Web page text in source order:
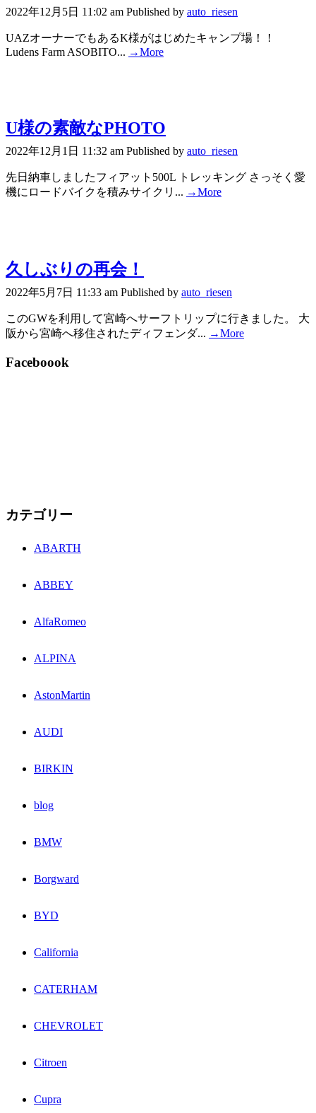
2022年12月5日 11:02 am Published by auto_riesen
UAZオーナーでもあるK様がはじめたキャンプ場！！
Ludens Farm ASOBITO... →More
U様の素敵なPHOTO
2022年12月1日 11:32 am Published by auto_riesen
先日納車しましたフィアット500L トレッキング さっそく愛
機にロードバイクを積みサイクリ... →More
久しぶりの再会！
2022年5月7日 11:33 am Published by auto_riesen
このGWを利用して宮崎へサーフトリップに行きました。 大
阪から宮崎へ移住されたディフェンダ... →More
Faceboook
カテゴリー
ABARTH
ABBEY
AlfaRomeo
ALPINA
AstonMartin
AUDI
BIRKIN
blog
BMW
Borgward
BYD
California
CATERHAM
CHEVROLET
Citroen
Cupra